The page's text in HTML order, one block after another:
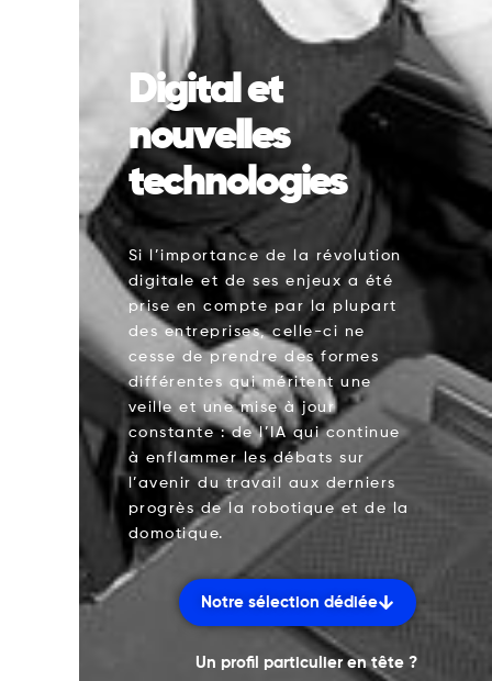
Digital et
nouvelles
technologies
Si l’importance de la révolution
digitale et de ses enjeux a été
prise en compte par la plupart
des entreprises, celle-ci ne
cesse de prendre des formes
différentes qui méritent une
veille et une mise à jour
constante : de l’IA qui continue
à enflammer les débats sur
l’avenir du travail aux derniers
progrès de la robotique et de la
domotique.
Notre sélection dédiée
Un profil particulier en tête ?